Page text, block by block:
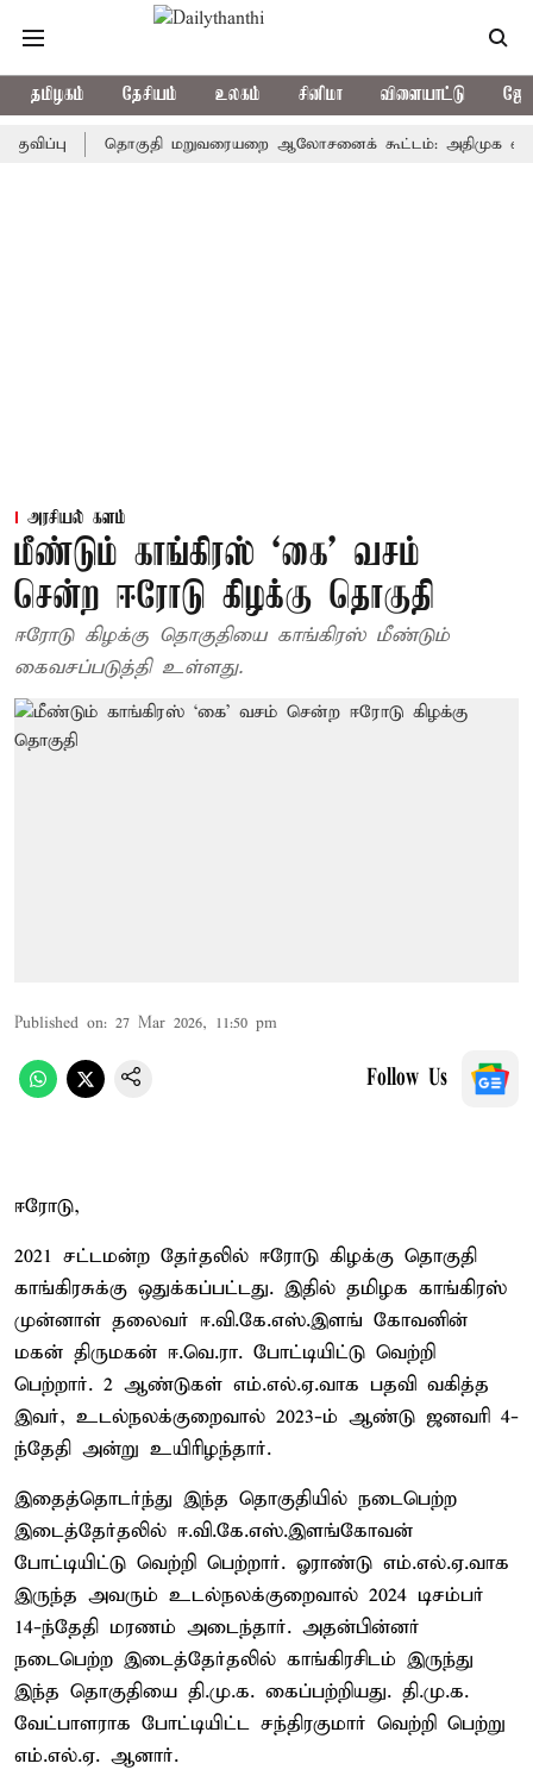
தமிழகம் தேசியம் உலகம் சினிமா விளையாட்டு
தொகுதி மறுவரையறை ஆலோசனைக் கூட்டம்: அதிமுக எம்பிக்கள்
அரசியல் களம்
மீண்டும் காங்கிரஸ் ‘கை’ வசம்
சென்ற ஈரோடு கிழக்கு தொகுதி
ஈரோடு கிழக்கு தொகுதியை காங்கிரஸ் மீண்டும்
கைவசப்படுத்தி உள்ளது.
Published on: 27 Mar 2026, 11:50 pm
Follow Us
ஈரோடு,
2021 சட்டமன்ற தேர்தலில் ஈரோடு கிழக்கு தொகுதி
காங்கிரசுக்கு ஒதுக்கப்பட்டது. இதில் தமிழக காங்கிரஸ்
முன்னாள் தலைவர் ஈ.வி.கே.எஸ்.இளங் கோவனின்
மகன் திருமகன் ஈ.வெ.ரா. போட்டியிட்டு வெற்றி
பெற்றார். 2 ஆண்டுகள் எம்.எல்.ஏ.வாக பதவி வகித்த
இவர், உடல்நலக்குறைவால் 2023-ம் ஆண்டு ஜனவரி 4-
ந்தேதி அன்று உயிரிழந்தார்.
இதைத்தொடர்ந்து இந்த தொகுதியில் நடைபெற்ற
இடைத்தேர்தலில் ஈ.வி.கே.எஸ்.இளங்கோவன்
போட்டியிட்டு வெற்றி பெற்றார். ஓராண்டு எம்.எல்.ஏ.வாக
இருந்த அவரும் உடல்நலக்குறைவால் 2024 டிசம்பர்
14-ந்தேதி மரணம் அடைந்தார். அதன்பின்னர்
நடைபெற்ற இடைத்தேர்தலில் காங்கிரசிடம் இருந்து
இந்த தொகுதியை தி.மு.க. கைப்பற்றியது. தி.மு.க.
வேட்பாளராக போட்டியிட்ட சந்திரகுமார் வெற்றி பெற்று
எம்.எல்.ஏ. ஆனார்.